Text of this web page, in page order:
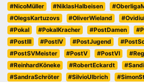
#NicoMüller
#NiklasHalbeisen
#OlegsKartuzovs
#OliverWieland
#Pokal
#PokalKracher #PostDamen
#PostIII
#PostIV #PostJugend
#PostSVMeister
#PostV #PostVI
#ReinhardKöneke
#RobertEckardt
#SandraSchröter
#SilvioUlbrich